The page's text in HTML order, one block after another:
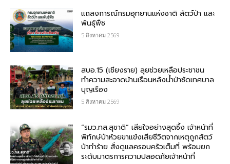
แถลงการณ์กรมอุทยานแห่งชาติ สัตว์ป่า และ
พันธุ์พืช
5 สิงหาคม 2569
สบอ.15 (เชียงราย) ลุยช่วยเหลือประชาชน
ทำความสะอาดบ้านเรือนหลังน้ำป่าซัดเทศบาล
บุญเรือง
5 สิงหาคม 2569
“รมว.ทส.สุชาติ” เสียใจอย่างสุดซึ้ง เจ้าหน้าที่
พิทักษ์ป่าห้วยขาแข้งเสียชีวิตจากเหตุถูกสัตว์
ป่าทำร้าย สั่งดูแลครอบครัวเต็มที่ พร้อมยก
ระดับมาตรการความปลอดภัยเจ้าหน้าที่